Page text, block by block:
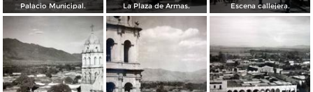
Palacio Municipal. La Plaza de Armas. Escena callejera.